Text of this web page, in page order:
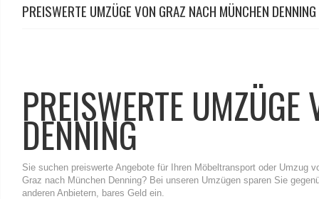
PREISWERTE UMZÜGE VON GRAZ NACH MÜNCHEN DENNING
PREISWERTE
DENNING
Sie suchen preiswerte Angebote für Ihren Möbeltransport oder Umzug
Graz nach München Denning? Bei unseren Umzügen sparen Sie
anderen Anbietern, bares Geld ein.